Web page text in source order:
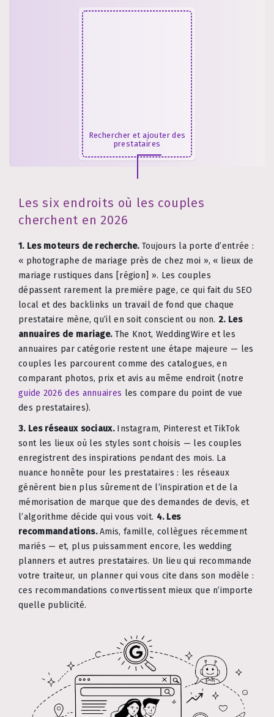
Rechercher et ajouter des
prestataires
Les six endroits où les couples
cherchent en 2026
1. Les moteurs de recherche.Toujours la porte d’entrée :
« photographe de mariage près de chez moi », « lieux de
mariage rustiques dans [région] ». Les couples
dépassent rarement la première page, ce qui fait du SEO
local et des backlinks un travail de fond que chaque
prestataire mène, qu’il en soit conscient ou non. 2. Les
annuaires de mariage.The Knot, WeddingWire et les
annuaires par catégorie restent une étape majeure — les
couples les parcourent comme des catalogues, en
comparant photos, prix et avis au même endroit (notre
guide 2026 des annuaires les compare du point de vue
des prestataires).
3. Les réseaux sociaux.Instagram, Pinterest et TikTok
sont les lieux où les styles sont choisis — les couples
enregistrent des inspirations pendant des mois. La
nuance honnête pour les prestataires : les réseaux
génèrent bien plus sûrement de l’inspiration et de la
mémorisation de marque que des demandes de devis, et
l’algorithme décide qui vous voit. 4. Les
recommandations.Amis, famille, collègues récemment
mariés — et, plus puissamment encore, les wedding
planners et autres prestataires. Un lieu qui recommande
votre traiteur, un planner qui vous cite dans son modèle :
ces recommandations convertissent mieux que n’importe
quelle publicité.